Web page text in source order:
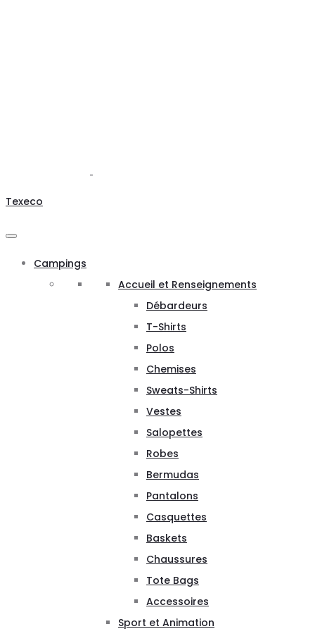
Texeco
Campings
Accueil et Renseignements
Débardeurs
T-Shirts
Polos
Chemises
Sweats-Shirts
Vestes
Salopettes
Robes
Bermudas
Pantalons
Casquettes
Baskets
Chaussures
Tote Bags
Accessoires
Sport et Animation